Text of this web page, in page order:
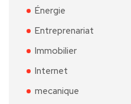
Énergie
Entreprenariat
Immobilier
Internet
mecanique